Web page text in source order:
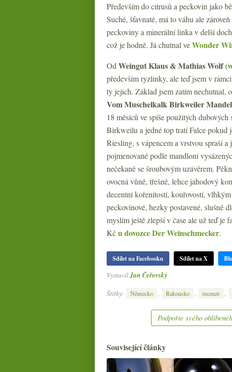
Především do citrusů a peckovin jako
Suché, šťavnaté, má to váhu ale
peckoviny a minerální linka v delší
což je hodně. Já chutnal veWonder
Od Weingut Klaus & Mathias Wolf(
především ryzlinky, ale teď jsem v
ty jejich. Základ jsem zatím nechutnal,
Vom Muschelkalk Birkweiler
18 měsíců ve spíše použitých
Birkweilu a jedné top tratí Falce pokud
Riesling, s vápencem a vrstvou spraší
pojmenované podle mandloní
nečekaně se šroubovým uzávěrem.
ovocná vůně, třešně, lehce jahodový
decentní kořenitostí, kouřovostí,
peckovinové, hezky postavené, slušně
myslím ještě zlepší v čase ale už teď je
Kču dovozce Der Weinschmecker.
Sdílet na Facebooku Sdílet na X
VystavilJan Čeřovský
Štítky:
Německo Rakousko recenze
Podpořte svého
Související články